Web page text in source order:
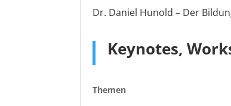
Dr. Daniel Hunold – Der
Keynotes,
Themen